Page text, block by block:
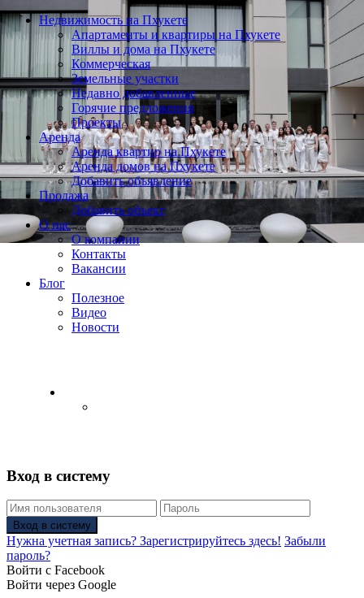
Недвижимость на Пхукете
Апартаменты и квартиры на Пхукете
Виллы и дома на Пхукете
Коммерческая
Земельные участки
Недавно добавленные
Горячие предложения
Проекты
Аренда
Аренда квартир на Пхукете
Аренда домов на Пхукете
Добавить объявление
Продажа
Добавить объект
О нас
О компании
Контакты
Вакансии
Блог
Полезное
Видео
Новости
Вход в систему
Вход в систему
Нужна учетная запись? Зарегистрируйтесь здесь! Забыли
пароль?
Войти с Facebook
Войти через Google